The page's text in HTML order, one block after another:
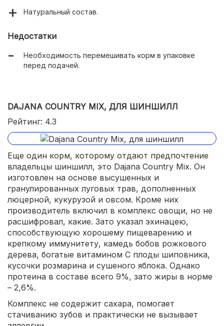
Натуральный состав.
Недостатки
Необходимость перемешивать корм в упаковке
перед подачей.
DAJANA COUNTRY MIX, ДЛЯ ШИНШИЛЛ
Рейтинг: 4.3
Еще один корм, которому отдают предпочтение
владельцы шиншилл, это Dajana Country Mix. Он
изготовлен на основе высушенных и
гранулированных луговых трав, дополненных
люцерной, кукурузой и овсом. Кроме них
производитель включил в комплекс овощи, но не
расшифровал, какие. Зато указал эхинацею,
способствующую хорошему пищеварению и
крепкому иммунитету, камедь бобов рожкового
дерева, богатые витамином С плоды шиповника,
кусочки розмарина и сушеного яблока. Однако
протеина в составе всего 9%, зато жиры в норме
– 2,6%.
Комплекс не содержит сахара, помогает
стачиванию зубов и практически не вызывает